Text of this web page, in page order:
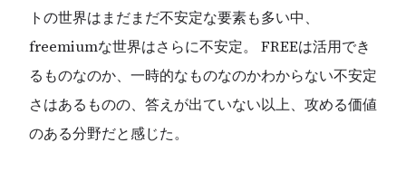
トの世界はまだまだ不安定な要素も多い中、
freemiumな世界はさらに不安定。 FREEは活用でき
るものなのか、一時的なものなのかわからない不安定
さはあるものの、答えが出ていない以上、攻める価値
のある分野だと感じた。